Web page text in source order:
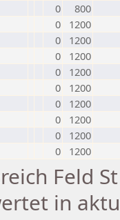
0
800
0
1200
0
1200
0
1200
0
1200
0
1200
0
1200
0
1200
0
1200
0 1200
Feld
in